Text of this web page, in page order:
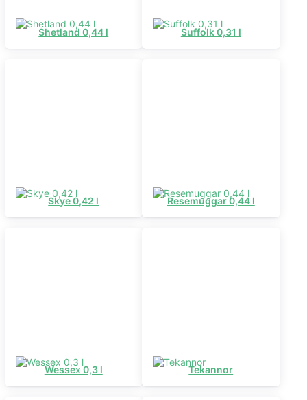
Shetland 0,44 l Suffolk 0,31 l
Skye 0,42 l Resemuggar 0,44 l
Wessex 0,3 l Tekannor